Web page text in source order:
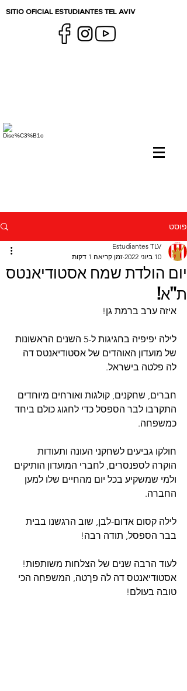
SITIO OFICIAL ESTUDIANTES TEL AVIV
פוסט
יום הולדת שמח אסטודיאנטס
ת"א!
Estudiantes TLV
10 ביוני 2022
זמן קריאה 1 דקות
איזה ערב ברמת גן!
לילה יפיפיה בחגיגות ל-5 השנים הראשונות
של מועדון האוהדים של אסטודיאנטס דה
לה פלטה בישראל.
חברים, שחקנים, קולגות ואורחים מיוחדים
התקרבו לבר הספסל כדי לחגוג כולם ביחד
כמשפחה.
חולקו גביעים לשחקני העונה ותעודות
הוקרה לספנסרים, לחברי המועדון הותיקים
ולמי שמשקיע בכל יום מהחיים שלו למען
החברה.
לילה קסום אדום-לבן, שוב הרגשנו בבית
בבר הספסל, תודה רבה!
לעוד הרבה שנים של הצלחות משותפות!
אסטודיאנטס דה לה פךטה, המשפחה הכי
טובה בעולם!